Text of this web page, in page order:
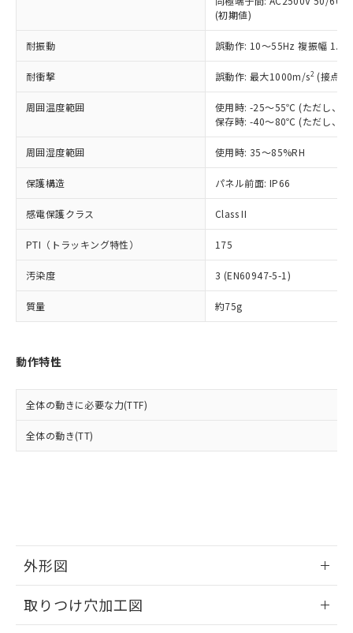
(初期値)
耐振動 誤動作: 10～55Hz 複振幅
耐衝撃 誤動作: 最大1000m/s2 (接点
周囲温度範囲
使用時: -25～55℃ (ただし、氷
保存時: -40～80℃ (ただし、氷
周囲湿度範囲 使用時: 35～85%RH
保護構造 パネル前面: IP66
感電保護クラス Class II
PTI（トラッキング特性） 175
汚染度 3 (EN60947-5-1)
質量 約75g
動作特性
全体の動きに必要な力(TTF)
全体の動き(TT)
外形図
取りつけ穴加工図
在庫状況および標準価格照会結果は、
記載している更新日時点での社内デー
タに基づき作成されるものであり、閲
覧された時点での実際の在庫および標
準価格とは異なる場合があることをご
正式な納期状況および標準価格はお客
様のお取引先、またはお客様担当のオ
ムロン制御機器販売店・当社販売員に
オムロン制御機器販売店や当社販売拠
販売ネットワーク
」をご確認
在庫状況および標準価格結果を当社の
事前の承諾なく第三者に漏洩または開
示しないようお願いします。
マイパーツ機能（部品リスト作成サー
ビス）をご利用いただくには、I-Web
メンバーズにご登録されている必要が
あります。
品・サービスに関するお客様との取
引・商談に必要な範囲で利用すること
※当社の共同利用者とは、
の共同利用に関して"
の「1.共同利
鉛(Pb) 1000ppm以下、 水銀(Hg) 1000ppm以下、 カド
類(PBB) 1000ppm以下、ポリ臭化ジフェニルエーテル類
(PBDE) 1000ppm以下、フタル酸ビス(2-エチルヘキシ
ル) (DEHP)(別名：DOP) 1000ppm以下、フタル酸ブチ
ルベンジル（BBP） 1000ppm以下、フタル酸ジブチル
（DBP） 1000ppm以下、フタル酸ジイソブチル
但し、RoHS指令で産業用監視および制御機器に対する
図的な使用がないことを確認しています。
部品在庫の切り替え状況などにより、予定
月が前後することがあります。
とができます。
EU RoHS指令（10物質）の非含有証明書
51物質の非含有証明書（当社基準）
荷製品に未対応品が混在することから備考
欄に対応日を記載しておりました。
既に当社にて対応品への在庫切替を完了
していることから、特段のことがない限
り、2022年1月12日より割愛しておりま
*中国RoHS10物質の基準値 (GB/T26572)：
Pb(鉛) :1000ppm、 Hg(水銀) : 1000ppm、 Cd(カドミウ
Cr(Ⅵ)(六価クロム) : 1000ppm、 PBBs(ポリ臭化ビフェ
ニル類) : 1000ppm、 PBDEs(ポリ臭化ジフェニルエーテ
ル類) : 1000ppm、
DBP(フタル酸ジブチル) : 1000ppm、 DIBP(フタル酸ジ
イソブチル) : 1000ppm、 BBP(フタル酸ブチルベンジ
DEHP(フタル酸ビス(2-エチルヘキシル)) : 1000ppm
「ｅ」：有害物質（10物質）のすべてが基
準値以下であることを示します。
「10」：通常の使用状況下において有害物
質が外部に漏えいし、環境に深刻な影響を
及ぼさない年数を意味します。
「－」：未確認です。当社販売部門へお問
（以下｢規制貨物等」という）を輸出
または国外への提供する場合は、日本
国政府の輸出許可(または役務取引許
可)を取得するなどの必要な手続きを
当社は規制貨物を破棄する場合は、完
全に破砕するなど、違法に輸出されな
いよう必要な手段を講じます。
当社は貴社製品を、核兵器、ミサイ
ル、化学兵器、生物兵器またはその他
武器並びにこれらの製造装置等に一切
当社は、貴社製品を第三者に販売する
場合は、上記1、2および3の内容を当
該第三者に通知します。また当社は、
販売先および販売に係わる関係者が違
法に輸出するおそれがある場合は、取
り引きをいたしません。
合意する
一定数以上の在庫あり
一定数には満たないが在庫あり
在庫なし(最新の在庫状況につ
いては、お客様のお取引先、ま
たはお客様担当のオムロン制御
機器販売店・当社販売員にご確
認ください)
受注生産機種、また在庫状況の
情報を公開していない機種